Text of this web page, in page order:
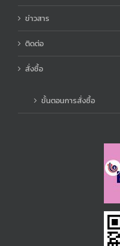
ข่าวสาร
ติดต่อ
สั่งซื้อ
ขั้นตอนการสั่งซื้อ